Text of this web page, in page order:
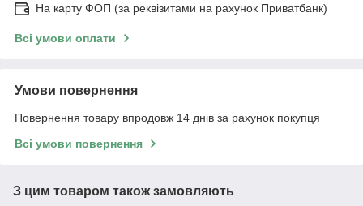
На карту ФОП (за реквізитами на рахунок Приватбанк)
Всі умови оплати
Умови повернення
Повернення товару впродовж 14 днів за рахунок покупця
Всі умови повернення
З цим товаром також замовляють